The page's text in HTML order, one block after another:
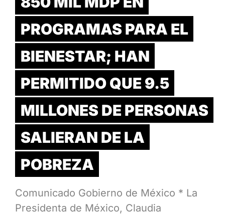
PROGRAMAS PARA EL
BIENESTAR; HAN
PERMITIDO QUE 9.5
MILLONES DE PERSONAS
SALIERAN DE LA
POBREZA
Comunicado Gobierno de México * La
Presidenta de México, Claudia